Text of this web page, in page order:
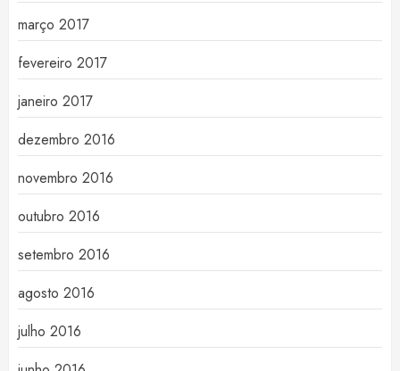
março 2017
fevereiro 2017
janeiro 2017
dezembro 2016
novembro 2016
outubro 2016
setembro 2016
agosto 2016
julho 2016